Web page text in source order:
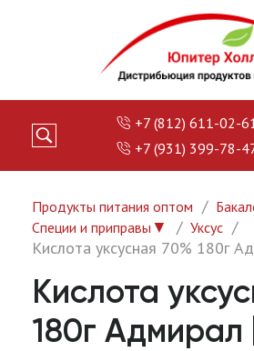
+7 (812) 611-02-
+7 (931) 399-78-
Продукты питания оптом
Специи и приправы ▼ Уксус
Кислота уксусная 70% 180г
Кислота
180г Адмирал